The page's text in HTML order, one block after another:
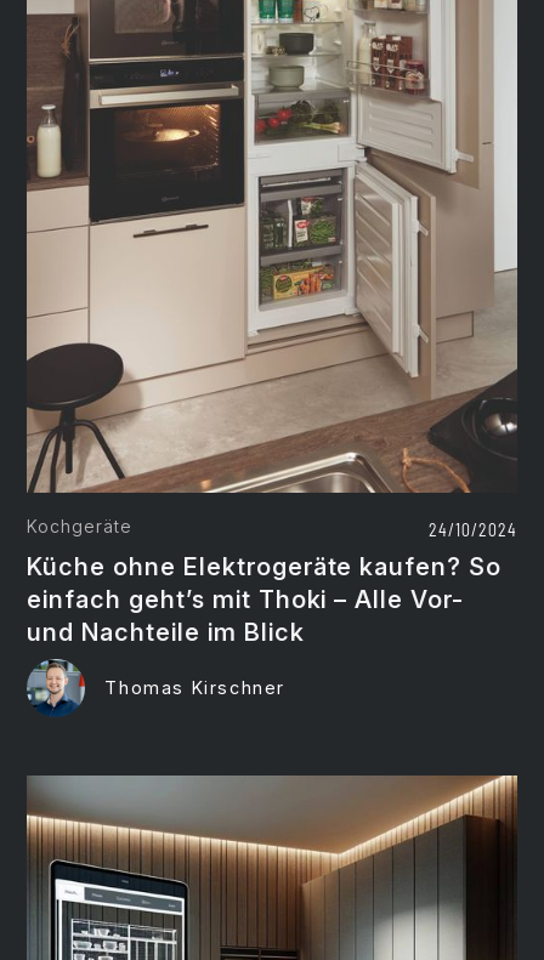
Kochgeräte 24/10/2024
Küche ohne Elektrogeräte kaufen? So
einfach geht’s mit Thoki – Alle Vor-
und Nachteile im Blick
Thomas Kirschner